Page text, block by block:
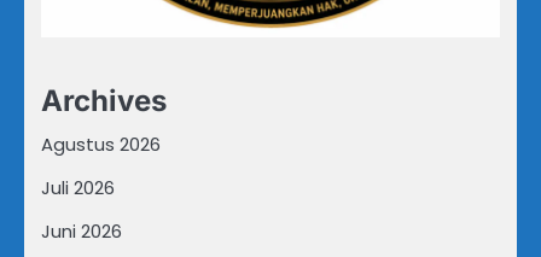
Archives
Agustus 2026
Juli 2026
Juni 2026